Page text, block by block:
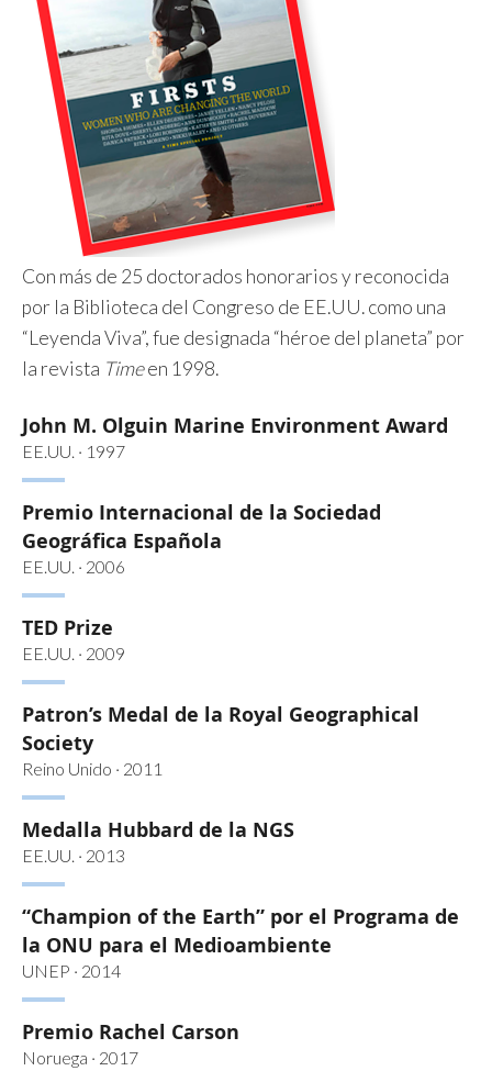
Con más de 25 doctorados honorarios y reconocida
por la Biblioteca del Congreso de EE.UU. como una
“Leyenda Viva”, fue designada “héroe del planeta” por
la revista Timeen 1998.
John M. Olguin Marine Environment Award
EE.UU. · 1997
Premio Internacional de la Sociedad
Geográfica Española
EE.UU. · 2006
TED Prize
EE.UU. · 2009
Patron’s Medal de la Royal Geographical
Society
Reino Unido · 2011
Medalla Hubbard de la NGS
EE.UU. · 2013
“Champion of the Earth” por el Programa de
la ONU para el Medioambiente
UNEP · 2014
Premio Rachel Carson
Noruega · 2017